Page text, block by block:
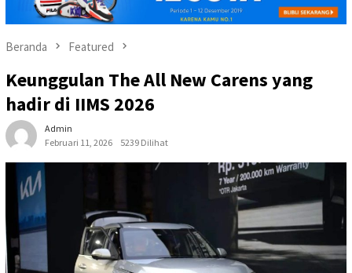
Beranda Featured
Keunggulan The All New Carens yang
hadir di IIMS 2026
Admin
Februari 11, 2026
5239 Dilihat